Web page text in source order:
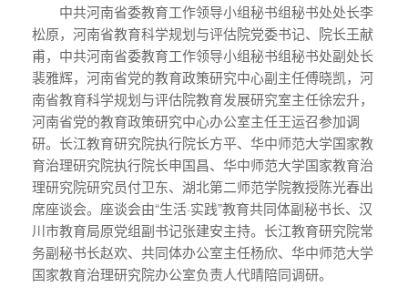
中共河南省委教育工作领导小组秘书组秘书处处长李
松原，河南省教育科学规划与评估院党委书记、院长王献
甫，中共河南省委教育工作领导小组秘书组秘书处副处长
裴雅辉，河南省党的教育政策研究中心副主任傅晓凯，河
南省教育科学规划与评估院教育发展研究室主任徐宏升，
河南省党的教育政策研究中心办公室主任王运召参加调
研。长江教育研究院执行院长方平、华中师范大学国家教
育治理研究院执行院长申国昌、华中师范大学国家教育治
理研究院研究员付卫东、湖北第二师范学院教授陈光春出
席座谈会。座谈会由“生活·实践”教育共同体副秘书长、汉
川市教育局原党组副书记张建安主持。长江教育研究院常
务副秘书长赵欢、共同体办公室主任杨欣、华中师范大学
国家教育治理研究院办公室负责人代晴陪同调研。